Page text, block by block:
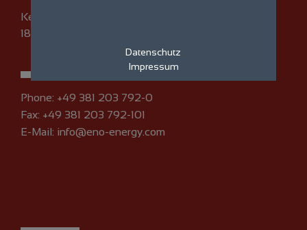
Kempowski-Ufer 1
18055 Rostock
Phone: +49 381 203 792-0
Fax: +49 381 203 792-101
E-Mail: info@eno-energy.com
Datenschutz
Impressum